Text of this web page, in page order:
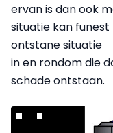
ervan is dan ook
situatie kan funest
ontstane situatie
in en rondom die
schade ontstaan.